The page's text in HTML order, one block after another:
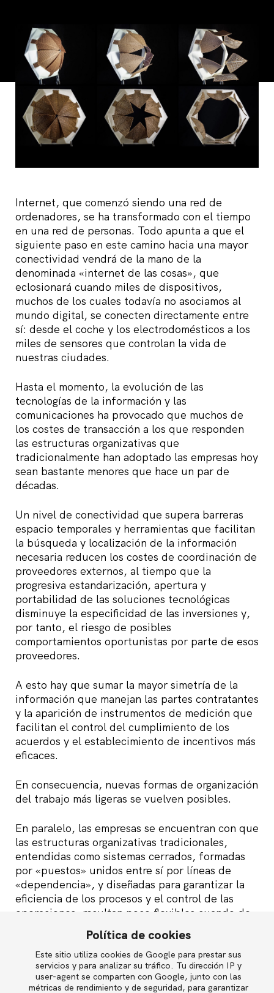
English
Internet, que comenzó siendo una red de
ordenadores, se ha transformado con el tiempo
en una red de personas. Todo apunta a que el
siguiente paso en este camino hacia una mayor
conectividad vendrá de la mano de la
denominada «internet de las cosas», que
eclosionará cuando miles de dispositivos,
muchos de los cuales todavía no asociamos al
mundo digital, se conecten directamente entre
sí: desde el coche y los electrodomésticos a los
miles de sensores que controlan la vida de
nuestras ciudades.
Hasta el momento, la evolución de las
tecnologías de la información y las
comunicaciones ha provocado que muchos de
los costes de transacción a los que responden
las estructuras organizativas que
tradicionalmente han adoptado las empresas hoy
sean bastante menores que hace un par de
décadas.
Un nivel de conectividad que supera barreras
espacio temporales y herramientas que facilitan
la búsqueda y localización de la información
necesaria reducen los costes de coordinación de
proveedores externos, al tiempo que la
progresiva estandarización, apertura y
portabilidad de las soluciones tecnológicas
disminuye la especificidad de las inversiones y,
por tanto, el riesgo de posibles
comportamientos oportunistas por parte de esos
proveedores.
A esto hay que sumar la mayor simetría de la
información que manejan las partes contratantes
y la aparición de instrumentos de medición que
facilitan el control del cumplimiento de los
acuerdos y el establecimiento de incentivos más
eficaces.
En consecuencia, nuevas formas de organización
del trabajo más ligeras se vuelven posibles.
En paralelo, las empresas se encuentran con que
las estructuras organizativas tradicionales,
entendidas como sistemas cerrados, formadas
por «puestos» unidos entre sí por líneas de
«dependencia», y diseñadas para garantizar la
eficiencia de los procesos y el control de las
operaciones, resultan poco flexibles cuando de
detectar tendencias, tomar decisiones en la
incertidumbre, reconfigurarse con rapidez y
aportar nuevas soluciones antes de que lo hagan
otros.
Política de cookies
Este sitio utiliza cookies de Google para prestar sus
servicios y para analizar su tráfico. Tu dirección IP y
user-agent se comparten con Google, junto con las
métricas de rendimiento y de seguridad, para garantizar